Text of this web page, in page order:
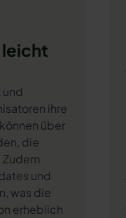
ihre
über
die
und
was die
erheblich